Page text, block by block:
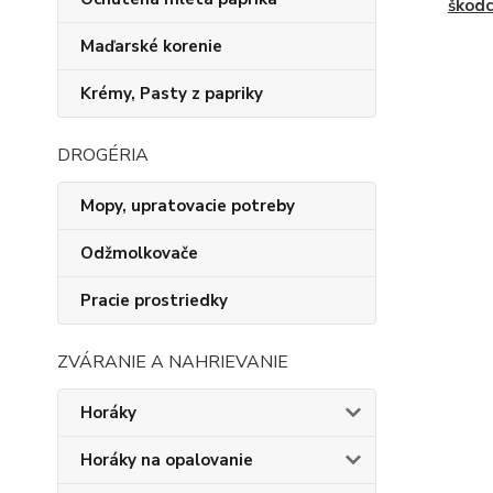
Maďarské korenie
Krémy, Pasty z papriky
DROGÉRIA
Mopy, upratovacie potreby
Odžmolkovače
Pracie prostriedky
ZVÁRANIE A NAHRIEVANIE
Horáky
Horáky na opalovanie